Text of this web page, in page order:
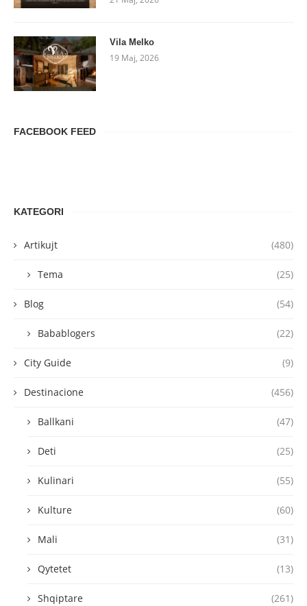
Vila Melko
19 Maj, 2026
FACEBOOK FEED
KATEGORI
Artikujt (480)
Tema (25)
Blog (54)
Babablogers (22)
City Guide (9)
Destinacione (456)
Ballkani (47)
Deti (25)
Kulinari (55)
Kulture (60)
Mali (31)
Qytetet (13)
Shqiptare (261)